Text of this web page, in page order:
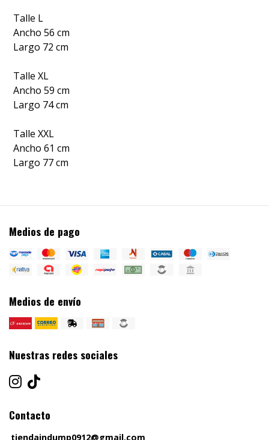
Talle L
Ancho 56 cm
Largo 72 cm
Talle XL
Ancho 59 cm
Largo 74 cm
Talle XXL
Ancho 61 cm
Largo 77 cm
Medios de pago
Medios de envío
Nuestras redes sociales
Contacto
tiendaindump0912@gmail.com